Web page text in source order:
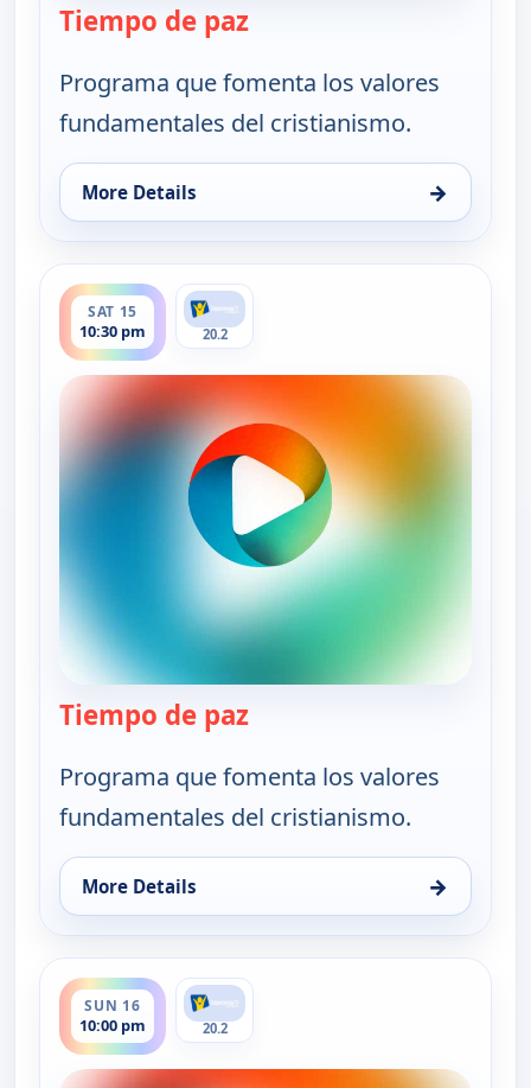
Tiempo de paz
Programa que fomenta los valores
fundamentales del cristianismo.
More Details →
for Tiempo de paz, Sat 15, 12:30 pm
SAT 15
10:30 pm
ends 11:00 pm
20.2
Tiempo de paz
Programa que fomenta los valores
fundamentales del cristianismo.
More Details →
for Tiempo de paz, Sat 15, 10:30 pm
SUN 16
10:00 pm
ends 10:30 pm
20.2